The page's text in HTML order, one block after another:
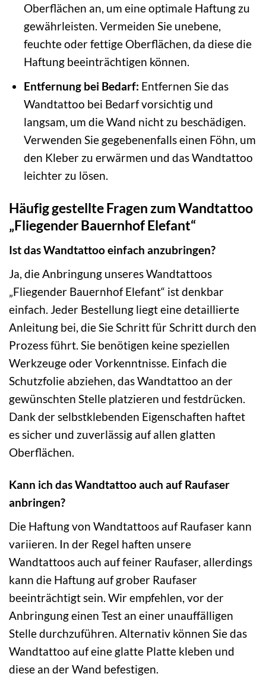
Oberflächen an, um eine optimale Haftung zu
gewährleisten. Vermeiden Sie unebene,
feuchte oder fettige Oberflächen, da diese die
Haftung beeinträchtigen können.
Entfernung bei Bedarf: Entfernen Sie das
Wandtattoo bei Bedarf vorsichtig und
langsam, um die Wand nicht zu beschädigen.
Verwenden Sie gegebenenfalls einen Föhn, um
den Kleber zu erwärmen und das Wandtattoo
leichter zu lösen.
Häufig gestellte Fragen zum Wandtattoo
„Fliegender Bauernhof Elefant“
Ist das Wandtattoo einfach anzubringen?
Ja, die Anbringung unseres Wandtattoos
„Fliegender Bauernhof Elefant“ ist denkbar
einfach. Jeder Bestellung liegt eine detaillierte
Anleitung bei, die Sie Schritt für Schritt durch den
Prozess führt. Sie benötigen keine speziellen
Werkzeuge oder Vorkenntnisse. Einfach die
Schutzfolie abziehen, das Wandtattoo an der
gewünschten Stelle platzieren und festdrücken.
Dank der selbstklebenden Eigenschaften haftet
es sicher und zuverlässig auf allen glatten
Oberflächen.
Kann ich das Wandtattoo auch auf Raufaser
anbringen?
Die Haftung von Wandtattoos auf Raufaser kann
variieren. In der Regel haften unsere
Wandtattoos auch auf feiner Raufaser, allerdings
kann die Haftung auf grober Raufaser
beeinträchtigt sein. Wir empfehlen, vor der
Anbringung einen Test an einer unauffälligen
Stelle durchzuführen. Alternativ können Sie das
Wandtattoo auf eine glatte Platte kleben und
diese an der Wand befestigen.